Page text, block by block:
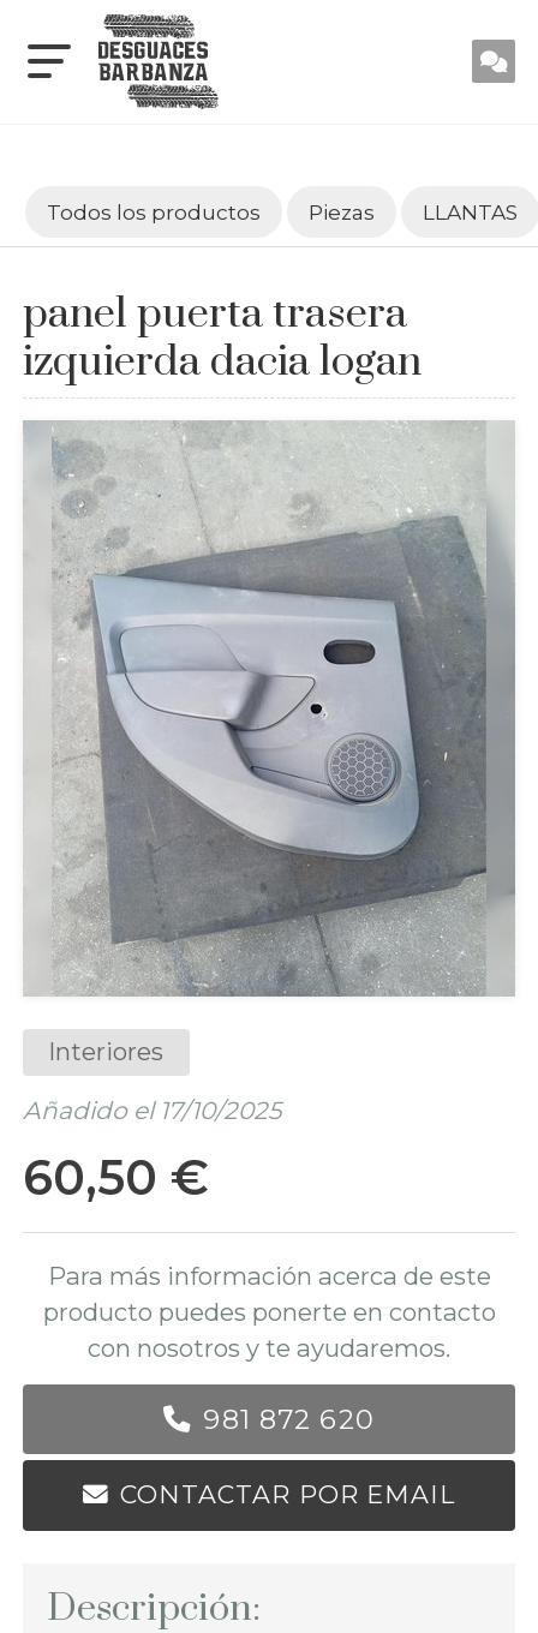
Todos los productos Piezas LLANTAS
panel puerta trasera
izquierda dacia logan
Interiores
Añadido el 17/10/2025
60,50 €
Para más información acerca de este
producto puedes ponerte en contacto
con nosotros y te ayudaremos.
981 872 620
CONTACTAR POR EMAIL
Descripción: